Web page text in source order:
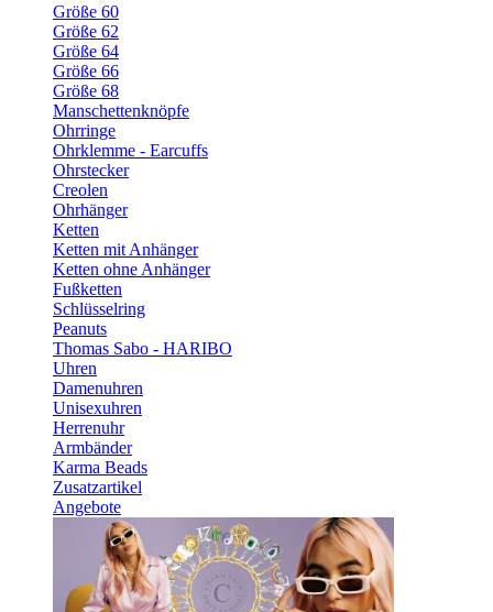
Größe 60
Größe 62
Größe 64
Größe 66
Größe 68
Manschettenknöpfe
Ohrringe
Ohrklemme - Earcuffs
Ohrstecker
Creolen
Ohrhänger
Ketten
Ketten mit Anhänger
Ketten ohne Anhänger
Fußketten
Schlüsselring
Peanuts
Thomas Sabo - HARIBO
Uhren
Damenuhren
Unisexuhren
Herrenuhr
Armbänder
Karma Beads
Zusatzartikel
Angebote